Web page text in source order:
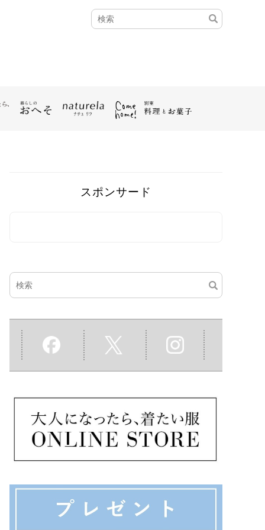
スポンサード